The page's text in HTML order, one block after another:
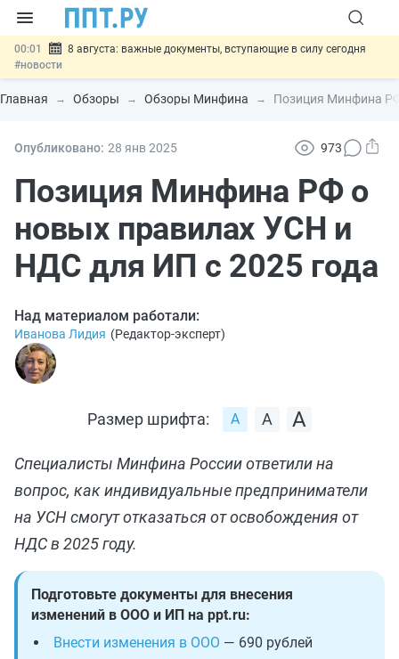
00:01
8 августа: важные документы, вступающие в силу сегодня
#новости
07.08 Подписан закон о блокировке продажи опасных товаров через
«Честный знак»#новости
07.08 Госпошлину за устранение ошибок в документах предлагают
07.08
Разработают единые критерии трудовых и ГПХ-
отношений #новости
Главная Обзоры Обзоры Минфина Позиция Минфина
Опубликовано: 28 янв2025 973
Позиция Минфина РФ о
новых правилах УСН и
НДС для ИП с 2025 года
Над материалом работали:
Иванова Лидия (Редактор-эксперт)
Размер шрифта:
Специалисты Минфина России ответили на
вопрос, как индивидуальные предприниматели
на УСН смогут отказаться от освобождения от
НДС в 2025 году.
Подготовьте документы для внесения
изменений в ООО и ИП на ppt.ru:
Внести изменения в ООО — 690 рублей